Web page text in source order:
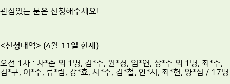
관심있는 분은 신청해주세요!
<신청내역> (4월 11일 현재)
오전 1차 : 차*순 외 1명, 김*수, 원*경, 임*연, 장*수 외 1명, 최*수,
김*구, 이*주, 류*림, 강*효, 서*수, 김*철, 안*서, 최*헌, 양*심 / 17명